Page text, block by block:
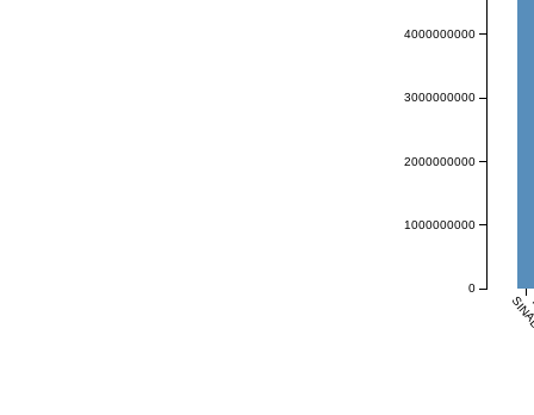
0
1000000000
2000000000
3000000000
4000000000